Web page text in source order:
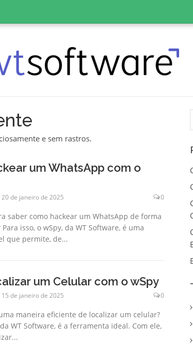
e sem rastros.
um WhatsApp com o
20 de janeiro de 2025 0
saber como hackear um WhatsApp de forma
isso, o wSpy, da WT Software, é uma
que permite, de...
um Celular com o wSpy
15 de janeiro de 2025 0
maneira eficiente de localizar um celular?
WT Software, é a ferramenta ideal. Com ele,